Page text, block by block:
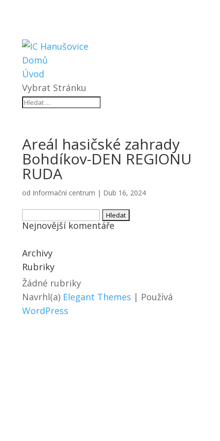
Domů
Úvod
Vybrat Stránku
Areál hasičské zahrady
Bohdíkov-DEN REGIONU
RUDA
od Informační centrum | Dub 16, 2024
Vyhledávání
Nejnovější komentáře
Archivy
Rubriky
Žádné rubriky
Navrhl(a) Elegant Themes | Používá
WordPress